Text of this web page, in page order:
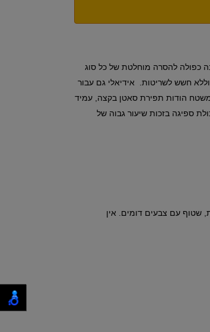
כפולה להסרה מוחלטת של כל סוג
חשש לשריטות. אידיאלי גם עבור
הודות תפירת סאטן בקצה, עמיד
ספיגה בזכות שיעור גבוה של
ניתן לשטוף בטמפ' של עד 60 מעלות, שטוף עם צבעים דומים. אין